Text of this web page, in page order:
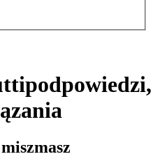
podpowiedzi,
miszmasz